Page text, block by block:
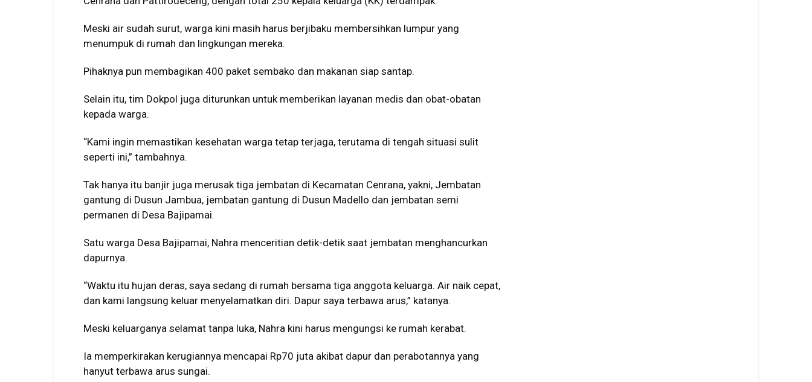
Meski air sudah surut, warga kini masih harus berjibaku membersihkan lumpur yang
menumpuk di rumah dan lingkungan mereka.
Pihaknya pun membagikan 400 paket sembako dan makanan siap santap.
Selain itu, tim Dokpol juga diturunkan untuk memberikan layanan medis dan obat-obatan
kepada warga.
“Kami ingin memastikan kesehatan warga tetap terjaga, terutama di tengah situasi sulit
seperti ini,” tambahnya.
Tak hanya itu banjir juga merusak tiga jembatan di Kecamatan Cenrana, yakni, Jembatan
gantung di Dusun Jambua, jembatan gantung di Dusun Madello dan jembatan semi
permanen di Desa Bajipamai.
Satu warga Desa Bajipamai, Nahra menceritian detik-detik saat jembatan menghancurkan
dapurnya.
“Waktu itu hujan deras, saya sedang di rumah bersama tiga anggota keluarga. Air naik cepat,
dan kami langsung keluar menyelamatkan diri. Dapur saya terbawa arus,” katanya.
Meski keluarganya selamat tanpa luka, Nahra kini harus mengungsi ke rumah kerabat.
Ia memperkirakan kerugiannya mencapai Rp70 juta akibat dapur dan perabotannya yang
hanyut terbawa arus sungai.